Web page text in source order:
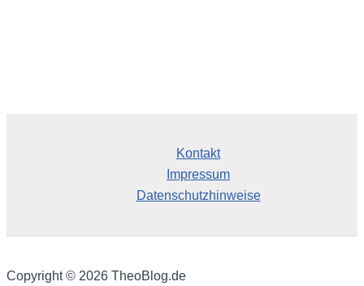
Kontakt
Impressum
Datenschutzhinweise
Copyright © 2026 TheoBlog.de